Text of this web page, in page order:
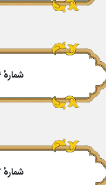
شمارهٔ ۱۶
شمارهٔ ۱۷